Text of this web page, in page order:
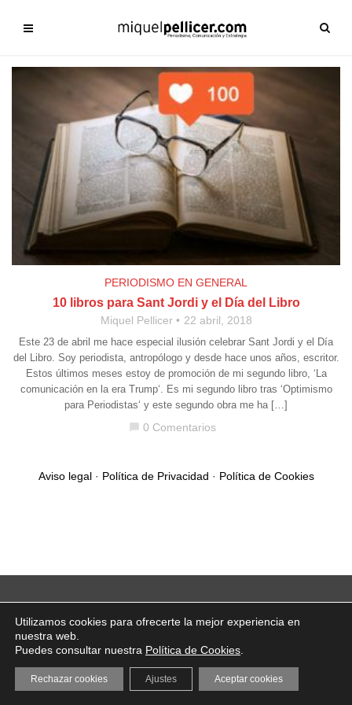
PERIODISMO EN GENERAL
10 libros para Sant Jordi y el Día del Libro
Miquel Pellicer 22 abril, 2018
Este 23 de abril me hace especial ilusión celebrar Sant Jordi y el Día
del Libro. Soy periodista, antropólogo y desde hace unos años, escritor.
Estos últimos meses estoy de promoción de mi segundo libro, ‘La
comunicación en la era Trump‘. Es mi segundo libro tras ‘Optimismo
para Periodistas‘ y este segundo obra me ha […]
chat_bubble 0 Comentarios
Aviso legal· Política de Privacidad · Política de Cookies
Utilizamos cookies para ofrecerte la mejor experiencia en
nuestra web.
Puedes consultar nuestra Política de Cookies
Aceptar cookies
Rechazar cookies Ajustes